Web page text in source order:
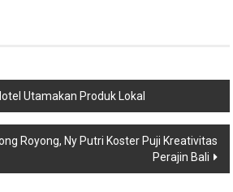
Utamakan Produk Lokal
Royong, Ny Putri Koster Puji Kreativitas
Perajin Bali